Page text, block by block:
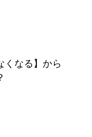
くなる】から